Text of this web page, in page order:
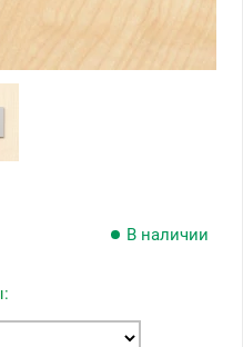
В наличии